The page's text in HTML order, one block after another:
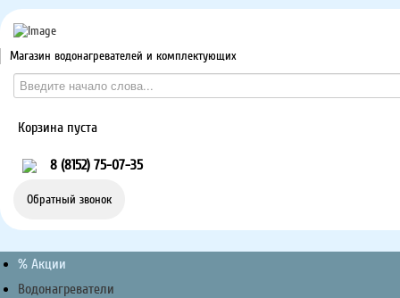
Магазин водонагревателей и комплектующих
Корзина пуста
8 (8152) 75-07-35
Обратный звонок
% Акции
Водонагреватели